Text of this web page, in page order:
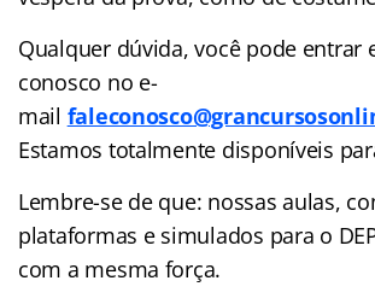
Qualquer dúvida, você pode entrar
conosco no e-
mail
Estamos totalmente disponíveis
Lembre-se de que: nossas aulas,
plataformas e simulados para o
com a mesma força.